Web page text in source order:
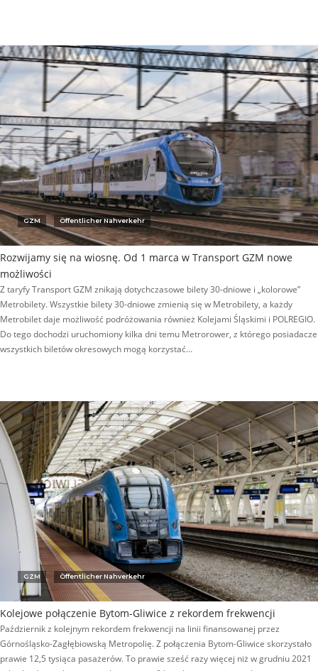
GZM Öffentlicher Nahverkehr
Rozwijamy się na wiosnę. Od 1 marca w Transport GZM nowe
możliwości
Z taryfy Transport GZM znikają dotychczasowe bilety 30-dniowe i „kolorowe”
Metrobilety. Wszystkie bilety 30-dniowe zmienią się w Metrobilety, a każdy
Metrobilet daje możliwość podróżowania również Kolejami Śląskimi i POLREGIO.
Do tego dochodzi uruchomiony kilka dni temu Metrorower, z którego posiadacze
wszystkich biletów okresowych mogą korzystać…
GZM Öffentlicher Nahverkehr
Kolejowe połączenie Bytom-Gliwice z rekordem frekwencji
Październik z kolejnym rekordem frekwencji na linii finansowanej przez
Górnośląsko-Zagłębiowską Metropolię. Z połączenia Bytom-Gliwice skorzystało
prawie 12,5 tysiąca pasażerów. To prawie sześć razy więcej niż w grudniu 2021